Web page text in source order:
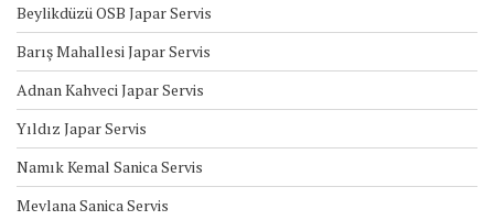
Beylikdüzü OSB Japar Servis
Barış Mahallesi Japar Servis
Adnan Kahveci Japar Servis
Yıldız Japar Servis
Namık Kemal Sanica Servis
Mevlana Sanica Servis